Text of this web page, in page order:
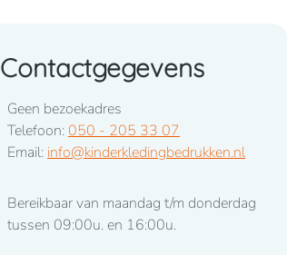
Contactgegevens
Geen bezoekadres
Telefoon: 050 - 205 33 07
Email: info@kinderkledingbedrukken.nl
Bereikbaar van maandag t/m donderdag
tussen 09:00u. en 16:00u.